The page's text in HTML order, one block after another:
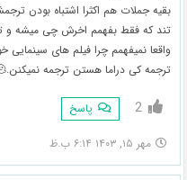
بقیه جملات هم اکثرا اشتباه بودن
تند که فقط بفهمم اخرش چی میشه و
واقعا نمیفهمم چرا فیلم های
ترجمه کی دراما هستن ترجمه نمیکنن.🫠☹️
2 پاسخ
مهر ۱۵, ۱۴۰۳ ۶:۱۴ ب.ظ